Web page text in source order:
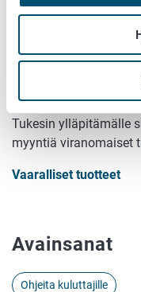
Löydä
vastainen
Tukesin ylläpitämälle
myyntiä viranomaiset
Vaaralliset tuotteet
Avainsanat
Ohjeita kuluttajille